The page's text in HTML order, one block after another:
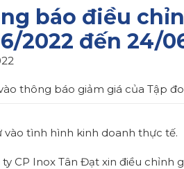
báo điều
2022 đến 24/
thông báo giảm giá của Tập
vào tình hình kinh doanh thực tế.
ty CP Inox Tân Đạt xin điều chỉnh